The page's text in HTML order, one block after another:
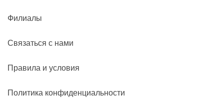
Филиалы
Связаться с нами
Правила и условия
Политика конфиденциальности